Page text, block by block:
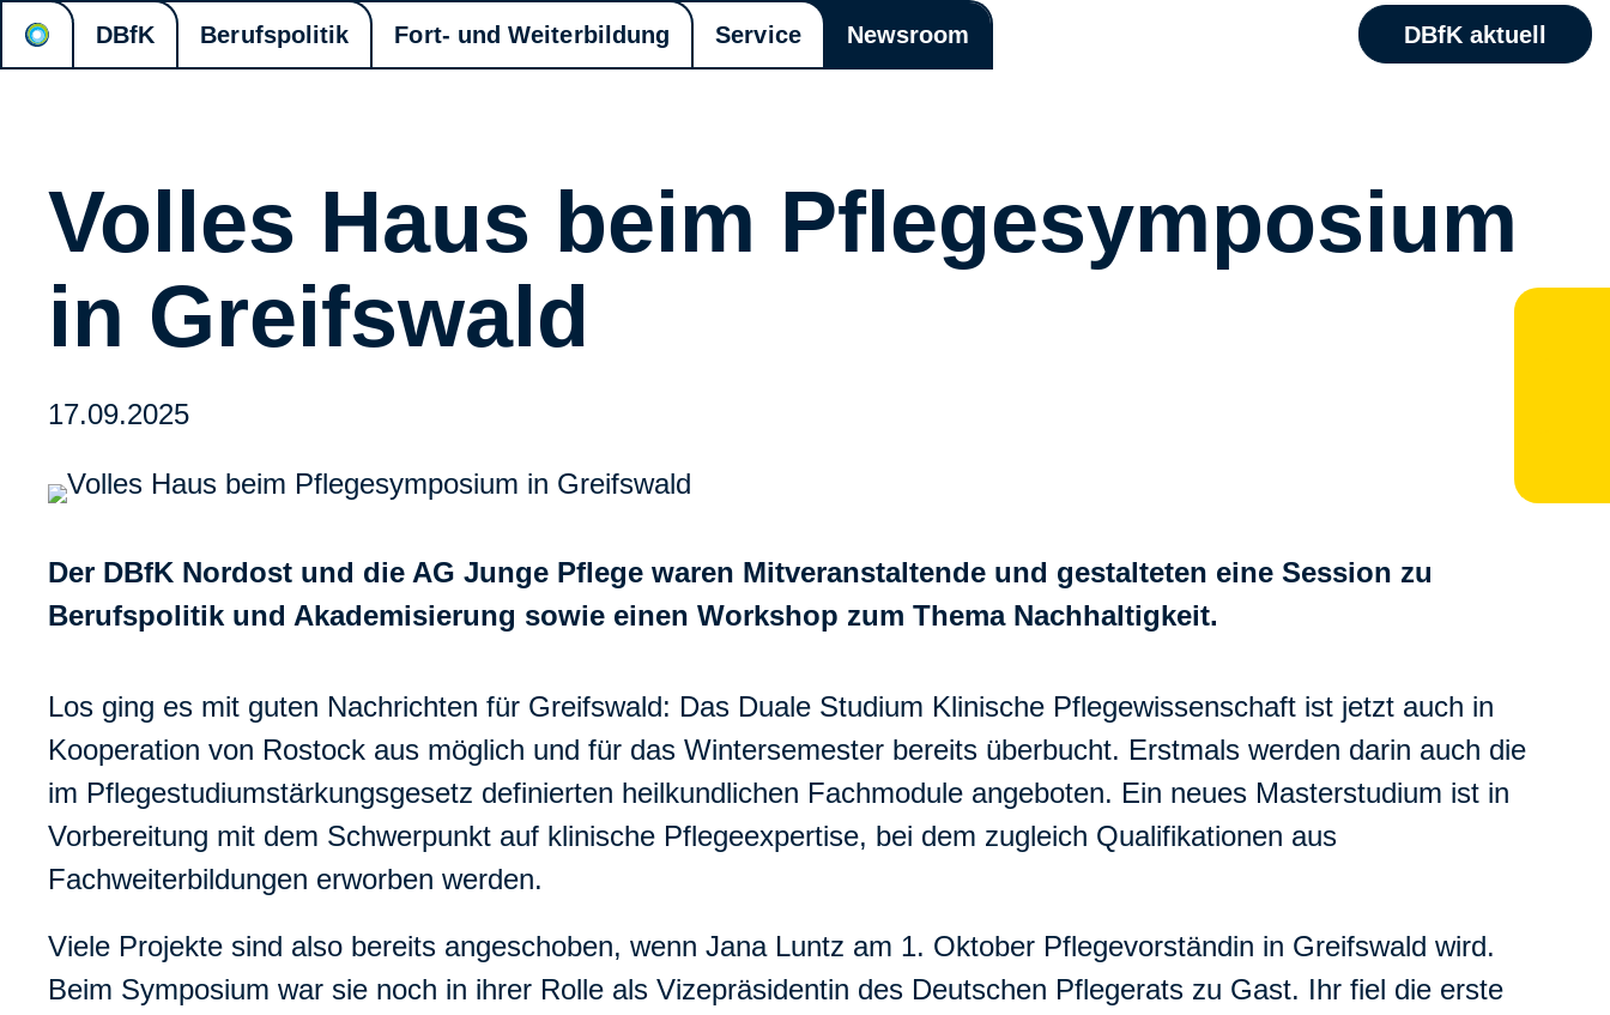
DBfK Berufspolitik Fort- und Weiterbildung Service Newsroom DBfK aktuell
Volles Haus beim Pflegesymposium
in Greifswald
17.09.2025
Der DBfK Nordost und die AG Junge Pflege waren Mitveranstaltende und gestalteten eine Session zu
Berufspolitik und Akademisierung sowie einen Workshop zum Thema Nachhaltigkeit.
Los ging es mit guten Nachrichten für Greifswald: Das Duale Studium Klinische Pflegewissenschaft ist jetzt auch in
Kooperation von Rostock aus möglich und für das Wintersemester bereits überbucht. Erstmals werden darin auch die
im Pflegestudiumstärkungsgesetz definierten heilkundlichen Fachmodule angeboten. Ein neues Masterstudium ist in
Vorbereitung mit dem Schwerpunkt auf klinische Pflegeexpertise, bei dem zugleich Qualifikationen aus
Fachweiterbildungen erworben werden.
Viele Projekte sind also bereits angeschoben, wenn Jana Luntz am 1. Oktober Pflegevorständin in Greifswald wird.
Beim Symposium war sie noch in ihrer Rolle als Vizepräsidentin des Deutschen Pflegerats zu Gast. Ihr fiel die erste